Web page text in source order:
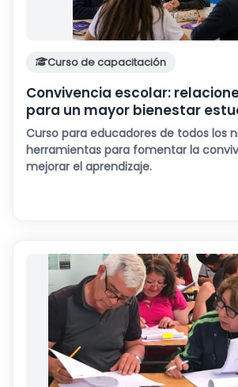
Curso de capacitación
Convivencia escolar:
para un mayor bienestar
Curso para educadores de todos los
herramientas para fomentar la
mejorar el aprendizaje.